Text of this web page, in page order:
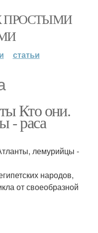
ПРОСТЫМИ
статьи
Кто они.
- раса
лемурийцы -
народов,
от своеобразной